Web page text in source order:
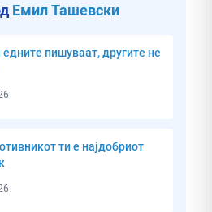
Емил Ташевски
пишуваат, другите не
ти е најдобриот